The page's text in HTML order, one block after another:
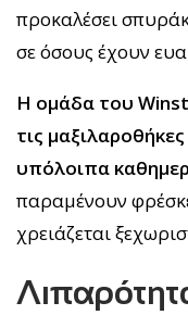
προκαλέσει
σε όσους έχουν
Η ομάδα του
τις
υπόλοιπα
παραμένουν
χρειάζεται